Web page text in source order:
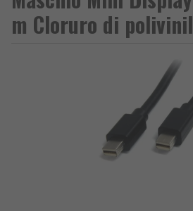
m Cloruro di